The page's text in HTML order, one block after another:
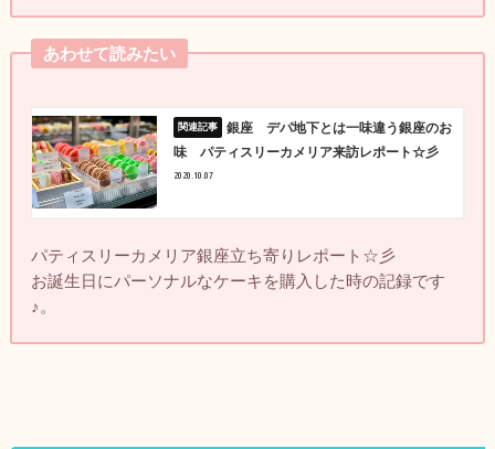
あわせて読みたい
銀座 デパ地下とは一味違う銀座のお
味 パティスリーカメリア来訪レポート☆彡
2020.10.07
パティスリーカメリア銀座立ち寄りレポート☆彡
お誕生日にパーソナルなケーキを購入した時の記録です
♪。